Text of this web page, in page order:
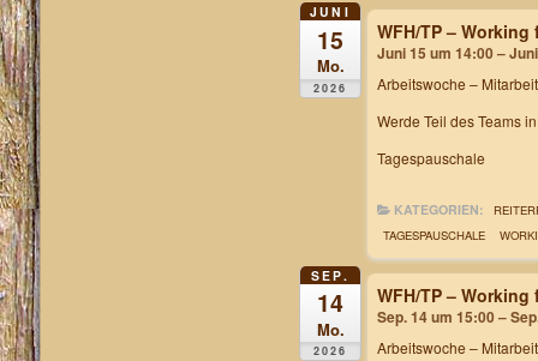
JUNI
15
Mo.
2026
WFH/TP –
Juni 15 um 14:00 –
Arbeitswoche –
Werde Teil des Teams
Tagespauschale
KATEGORIEN:
TAGESPAUSCHALE
SEP.
14
Mo.
2026
WFH/TP –
Sep. 14 um 15:00 –
Arbeitswoche –